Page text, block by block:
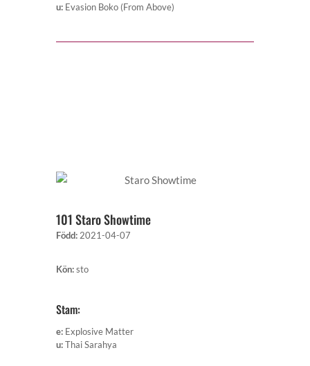
u: Evasion Boko (From Above)
101 Staro Showtime
Född: 2021-04-07
Kön:sto
Stam:
e: Explosive Matter
u:Thai Sarahya